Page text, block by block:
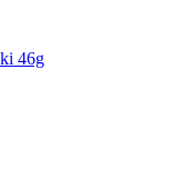
46g